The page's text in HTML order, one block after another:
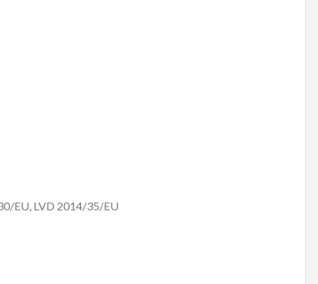
EU, LVD 2014/35/EU